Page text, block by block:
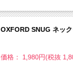
OXFORD SNUG ネッ
価格： 1,980円(税抜